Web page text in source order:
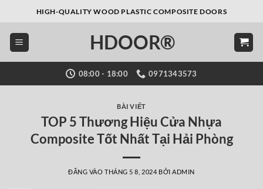
nội
dung
HIGH-QUALITY WOOD PLASTIC COMPOSITE DOORS
HDOOR®
08:00 - 18:00 0971343573
BÀI VIẾT
TOP 5 Thương Hiệu Cửa Nhựa
Composite Tốt Nhất Tại Hải Phòng
ĐĂNG VÀO THÁNG 5 8, 2024 BỞI ADMIN